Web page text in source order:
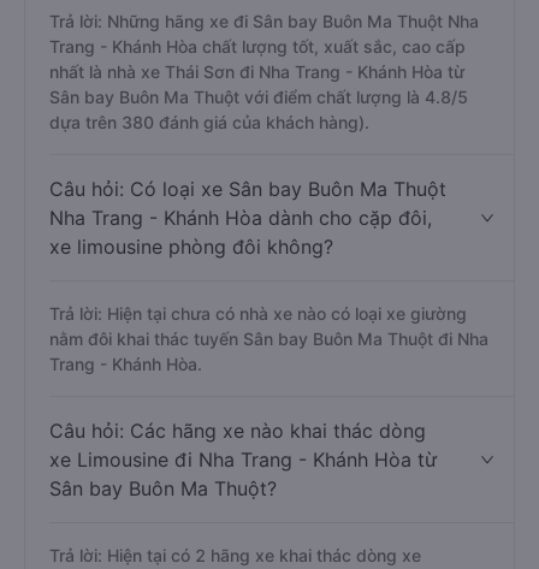
Trả lời: Những hãng xe đi Sân bay Buôn Ma Thuột Nha
Trang - Khánh Hòa chất lượng tốt, xuất sắc, cao cấp
nhất là nhà xe Thái Sơn đi Nha Trang - Khánh Hòa từ
Sân bay Buôn Ma Thuột với điểm chất lượng là 4.8/5
dựa trên 380 đánh giá của khách hàng).
Câu hỏi: Có loại xe Sân bay Buôn Ma Thuột
Nha Trang - Khánh Hòa dành cho cặp đôi,
xe limousine phòng đôi không?
Trả lời: Hiện tại chưa có nhà xe nào có loại xe giường
nằm đôi khai thác tuyến Sân bay Buôn Ma Thuột đi Nha
Trang - Khánh Hòa.
Câu hỏi: Các hãng xe nào khai thác dòng
xe Limousine đi Nha Trang - Khánh Hòa từ
Sân bay Buôn Ma Thuột?
Trả lời: Hiện tại có 2 hãng xe khai thác dòng xe